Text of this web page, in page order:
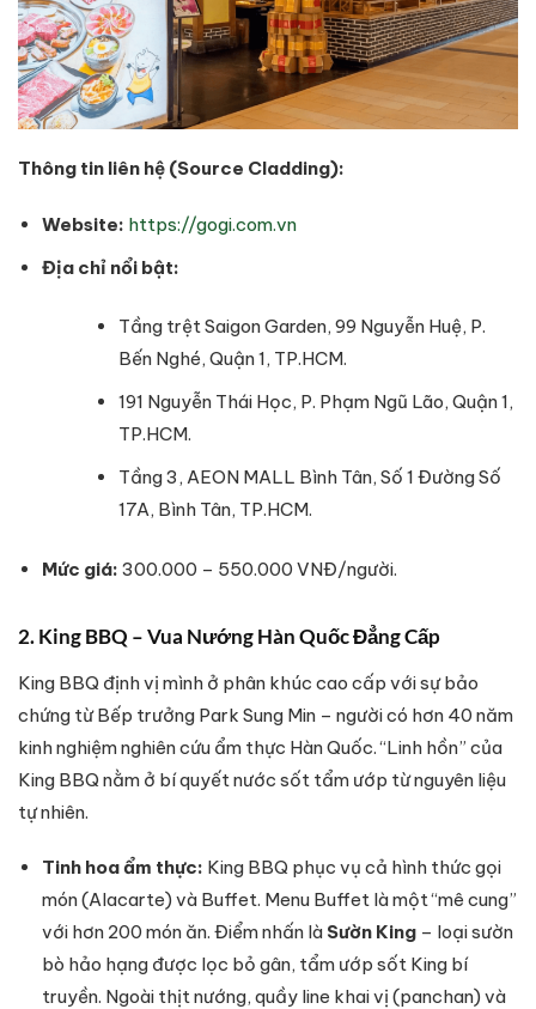
Thông tin liên hệ (Source Cladding):
Website: https://gogi.com.vn
Địa chỉ nổi bật:
Tầng trệt Saigon Garden, 99 Nguyễn Huệ, P.
Bến Nghé, Quận 1, TP.HCM.
191 Nguyễn Thái Học, P. Phạm Ngũ Lão, Quận 1,
TP.HCM.
Tầng 3, AEON MALL Bình Tân, Số 1 Đường Số
17A, Bình Tân, TP.HCM.
Mức giá: 300.000 – 550.000 VNĐ/người.
2. King BBQ – Vua Nướng Hàn Quốc Đẳng Cấp
King BBQ định vị mình ở phân khúc cao cấp với sự bảo
chứng từ Bếp trưởng Park Sung Min – người có hơn 40 năm
kinh nghiệm nghiên cứu ẩm thực Hàn Quốc. “Linh hồn” của
King BBQ nằm ở bí quyết nước sốt tẩm ướp từ nguyên liệu
tự nhiên.
Tinh hoa ẩm thực: King BBQ phục vụ cả hình thức gọi
món (Alacarte) và Buffet. Menu Buffet là một “mê cung”
với hơn 200 món ăn. Điểm nhấn là Sườn King– loại sườn
bò hảo hạng được lọc bỏ gân, tẩm ướp sốt King bí
truyền. Ngoài thịt nướng, quầy line khai vị (panchan) và